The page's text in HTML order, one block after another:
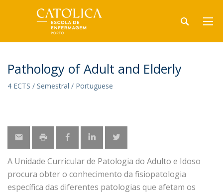
Pathology of Adult and Elderly
4 ECTS / Semestral / Portuguese
A Unidade Curricular de Patologia do Adulto e Idoso
procura obter o conhecimento da fisiopatologia
específica das diferentes patologias que afetam os